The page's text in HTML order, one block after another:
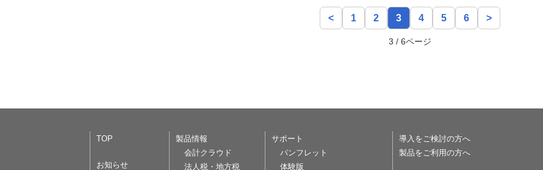
< 1 2 3 4 5 6 >
3 / 6ページ
TOP
お知らせ
製品情報
会計クラウド
法人税・地方税
サポート
パンフレット
体験版
導入をご検討の方へ
製品をご利用の方へ